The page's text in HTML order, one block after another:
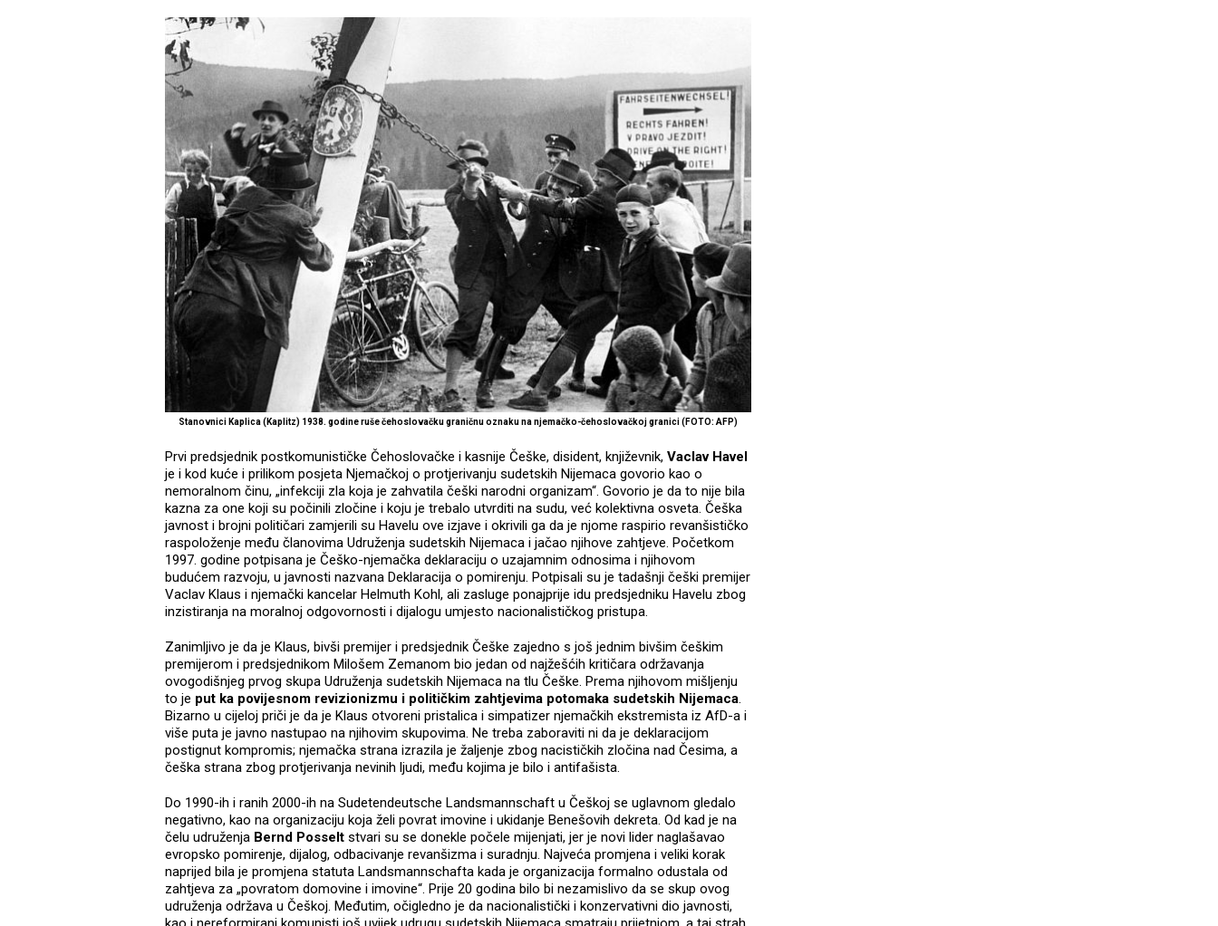
Stanovnici Kaplica (Kaplitz) 1938. godine ruše čehoslovačku graničnu oznaku na njemačko-čehoslovačkoj granici (FOTO: AFP)
Prvi predsjednik postkomunističke Čehoslovačke i kasnije Češke, disident, književnik, Vaclav Havel
je i kod kuće i prilikom posjeta Njemačkoj o protjerivanju sudetskih Nijemaca govorio kao o
nemoralnom činu, „infekciji zla koja je zahvatila češki narodni organizam“. Govorio je da to nije bila
kazna za one koji su počinili zločine i koju je trebalo utvrditi na sudu, već kolektivna osveta. Češka
javnost i brojni političari zamjerili su Havelu ove izjave i okrivili ga da je njome raspirio revanšističko
raspoloženje među članovima Udruženja sudetskih Nijemaca i jačao njihove zahtjeve. Početkom
1997. godine potpisana je Češko-njemačka deklaraciju o uzajamnim odnosima i njihovom
budućem razvoju, u javnosti nazvana Deklaracija o pomirenju. Potpisali su je tadašnji češki premijer
Vaclav Klaus i njemački kancelar Helmuth Kohl, ali zasluge ponajprije idu predsjedniku Havelu zbog
inzistiranja na moralnoj odgovornosti i dijalogu umjesto nacionalističkog pristupa.
Zanimljivo je da je Klaus, bivši premijer i predsjednik Češke zajedno s još jednim bivšim češkim
premijerom i predsjednikom Milošem Zemanom bio jedan od najžešćih kritičara održavanja
ovogodišnjeg prvog skupa Udruženja sudetskih Nijemaca na tlu Češke. Prema njihovom mišljenju
to je put ka povijesnom revizionizmu i političkim zahtjevima potomaka sudetskih Nijemaca.
Bizarno u cijeloj priči je da je Klaus otvoreni pristalica i simpatizer njemačkih ekstremista iz AfD-a i
više puta je javno nastupao na njihovim skupovima. Ne treba zaboraviti ni da je deklaracijom
postignut kompromis; njemačka strana izrazila je žaljenje zbog nacističkih zločina nad Česima, a
češka strana zbog protjerivanja nevinih ljudi, među kojima je bilo i antifašista.
Do 1990-ih i ranih 2000-ih na Sudetendeutsche Landsmannschaft u Češkoj se uglavnom gledalo
negativno, kao na organizaciju koja želi povrat imovine i ukidanje Benešovih dekreta. Od kad je na
čelu udruženja Bernd Posselt stvari su se donekle počele mijenjati, jer je novi lider naglašavao
evropsko pomirenje, dijalog, odbacivanje revanšizma i suradnju. Najveća promjena i veliki korak
naprijed bila je promjena statuta Landsmannschafta kada je organizacija formalno odustala od
zahtjeva za „povratom domovine i imovine“. Prije 20 godina bilo bi nezamislivo da se skup ovog
udruženja održava u Češkoj. Međutim, očigledno je da nacionalistički i konzervativni dio javnosti,